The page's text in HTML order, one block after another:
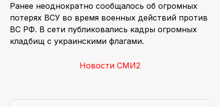
Ранее неоднократно сообщалось об огромных
потерях ВСУ во время военных действий против
ВС РФ. В сети публиковались кадры огромных
кладбищ с украинскими флагами.
Новости СМИ2